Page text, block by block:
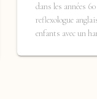
dans les années
reflexologue
enfants avec un